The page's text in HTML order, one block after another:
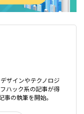
ザインやテクノロジ
ハック系の記事が得
の執筆を開始。